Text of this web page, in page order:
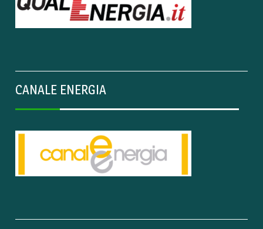
CANALE ENERGIA